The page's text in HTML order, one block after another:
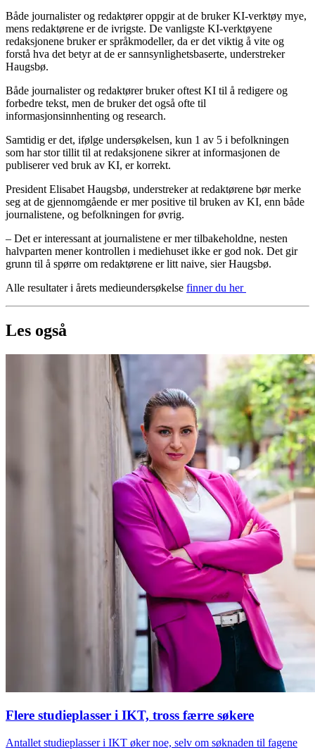
Både journalister og redaktører oppgir at de bruker KI-verktøy mye,
mens redaktørene er de ivrigste. De vanligste KI-verktøyene
redaksjonene bruker er språkmodeller, da er det viktig å vite og
forstå hva det betyr at de er sannsynlighetsbaserte, understreker
Haugsbø.
Både journalister og redaktører bruker oftest KI til å redigere og
forbedre tekst, men de bruker det også ofte til
informasjonsinnhenting og research.
Samtidig er det, ifølge undersøkelsen, kun 1 av 5 i befolkningen
som har stor tillit til at redaksjonene sikrer at informasjonen de
publiserer ved bruk av KI, er korrekt.
President Elisabet Haugsbø, understreker at redaktørene bør merke
seg at de gjennomgående er mer positive til bruken av KI, enn både
journalistene, og befolkningen for øvrig.
– Det er interessant at journalistene er mer tilbakeholdne, nesten
halvparten mener kontrollen i mediehuset ikke er god nok. Det gir
grunn til å spørre om redaktørene er litt naive, sier Haugsbø.
Alle resultater i årets medieundersøkelse finner du her
Les også
Flere studieplasser i IKT, tross færre søkere
Antallet studieplasser i IKT øker noe, selv om søknaden til fagene